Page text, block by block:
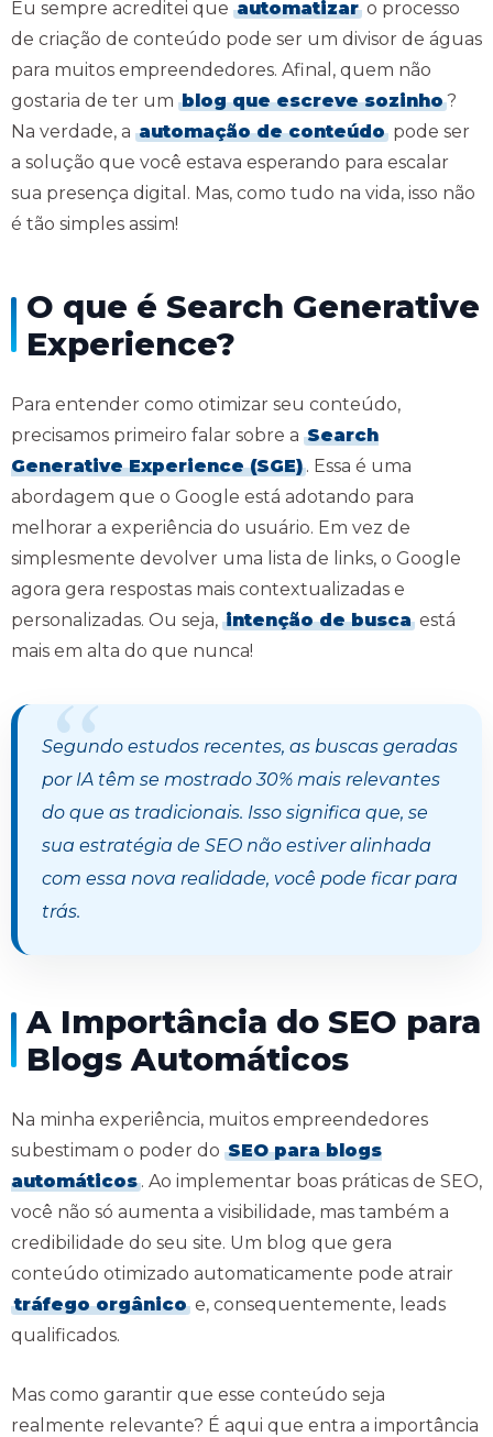
Eu sempre acreditei que automatizar o processo
de criação de conteúdo pode ser um divisor de águas
para muitos empreendedores. Afinal, quem não
gostaria de ter um blog que escreve sozinho?
Na verdade, a automação de conteúdo pode ser
a solução que você estava esperando para escalar
sua presença digital. Mas, como tudo na vida, isso não
é tão simples assim!
O que é Search Generative
Experience?
Para entender como otimizar seu conteúdo,
precisamos primeiro falar sobre a Search
Generative Experience (SGE) . Essa é uma
abordagem que o Google está adotando para
melhorar a experiência do usuário. Em vez de
simplesmente devolver uma lista de links, o Google
agora gera respostas mais contextualizadas e
personalizadas. Ou seja, intenção de busca está
mais em alta do que nunca!
Segundo estudos recentes, as buscas geradas
por IA têm se mostrado 30% mais relevantes
do que as tradicionais. Isso significa que, se
sua estratégia de SEO não estiver alinhada
com essa nova realidade, você pode ficar para
trás.
A Importância do SEO para
Blogs Automáticos
Na minha experiência, muitos empreendedores
subestimam o poder do SEO para blogs
automáticos . Ao implementar boas práticas de SEO,
você não só aumenta a visibilidade, mas também a
credibilidade do seu site. Um blog que gera
conteúdo otimizado automaticamente pode atrair
tráfego orgânico e, consequentemente, leads
qualificados.
Mas como garantir que esse conteúdo seja
realmente relevante? É aqui que entra a importância